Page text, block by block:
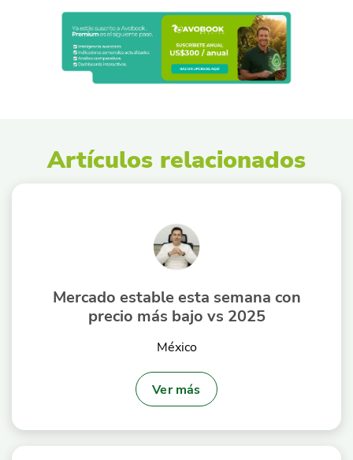
Artículos relacionados
Mercado estable esta semana con
precio más bajo vs 2025
México
Ver más